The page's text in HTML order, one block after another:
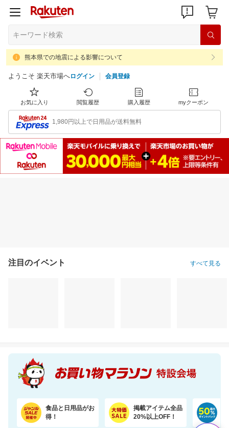
熊本県での地震による影響について
ようこそ 楽天市場へログイン 会員登録
お気に入り 閲覧履歴 購入履歴 myクーポン
1,980円以上で日用品が送料無料
注目のイベント すべて見る
食品と日用品がお
得！
掲載アイテム全品
20%以上OFF！